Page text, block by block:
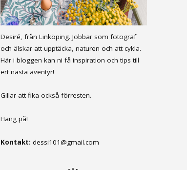
Desiré, från Linköping. Jobbar som fotograf
och älskar att upptäcka, naturen och att cykla.
Här i bloggen kan ni få inspiration och tips till
ert nästa äventyr!
Gillar att fika också förresten.
Häng på!
Kontakt: dessi101@gmail.com